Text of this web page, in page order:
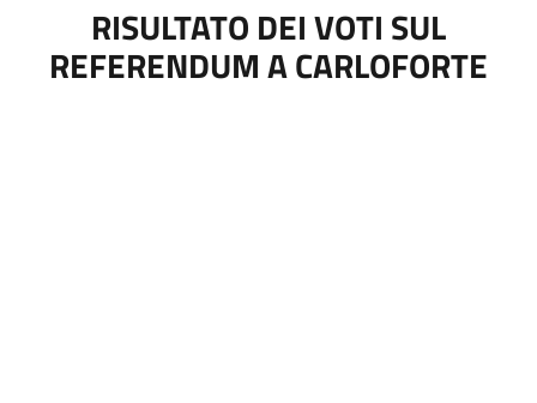
RISULTATO DEI VOTI SUL
REFERENDUM A CARLOFORTE